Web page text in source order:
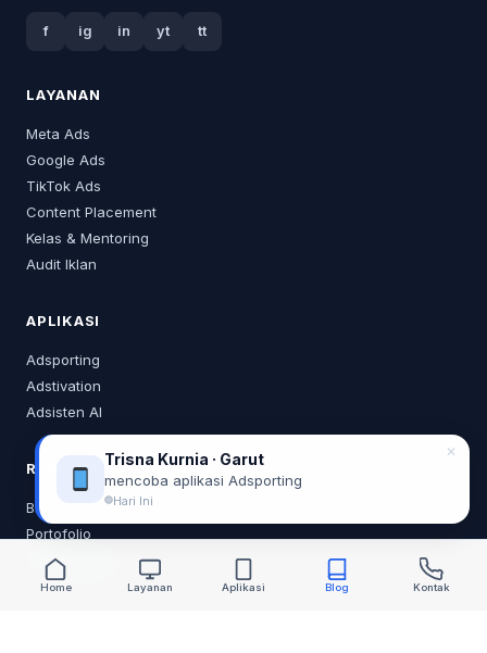
f ig in yt tt
LAYANAN
Meta Ads
Google Ads
TikTok Ads
Content Placement
Kelas & Mentoring
Audit Iklan
APLIKASI
Adsporting
Adstivation
Adsisten AI
RESOURCES
Blog
Portofolio
Tentang Saya
Home Layanan Aplikasi Blog Kontak
Trisna Kurnia · Garut
mencoba aplikasi Adsporting
Hari Ini
✕